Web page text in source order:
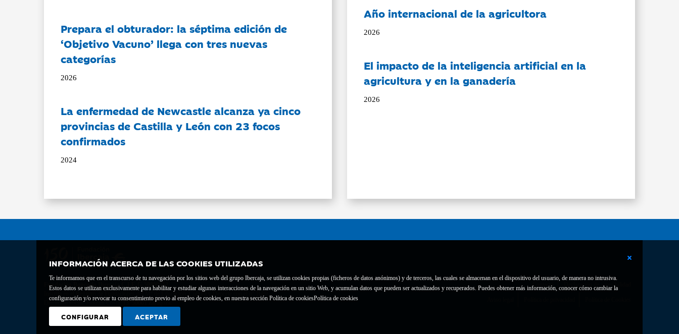
INFORMACIÓN ACERCA DE LAS COOKIES UTILIZADAS
Te informamos que en el transcurso de tu navegación por los sitios web del grupo Ibercaja, se utilizan cookies propias (ficheros de datos anónimos) y de terceros, las cuales se almacenan en el dispositivo del usuario, de manera no intrusiva.
Estos datos se utilizan exclusivamente para habilitar y estudiar algunas interacciones de la navegación en un sitio Web, y acumulan datos que pueden ser actualizados y recuperados. Puedes obtener más información, conocer cómo cambiar la
configuración y/o revocar tu consentimiento previo al empleo de cookies, en nuestra sección Política de cookiesPolítica de cookies
CONFIGURAR ACEPTAR
Prepara el obturador: la séptima edición de
‘Objetivo Vacuno’ llega con tres nuevas
categorías
2026
La enfermedad de Newcastle alcanza ya cinco
provincias de Castilla y León con 23 focos
confirmados
2024
Año internacional de la agricultora
2026
El impacto de la inteligencia artificial en la
agricultura y en la ganadería
2026
Fundación Bancaria Ibercaja C.I.F. G-50000652.
Inscrita en el Registro de Fundaciones del Mº de Educación, Cultura y Deporte con el nº 1689.
Domicilio social: Joaquín Costa, 13. 50001 Zaragoza.
Contacto Declaración de accesibilidad